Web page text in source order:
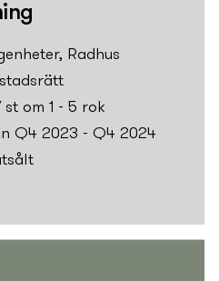
Radhus
st om 1 - 5 rok
Q4 2023 - Q4 2024